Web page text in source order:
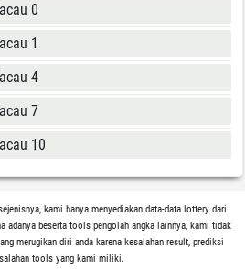
0
1
4
7
10
kami hanya menyediakan data-data lottery dari
adanya beserta tools pengolah angka lainnya, kami tidak
merugikan diri anda karena kesalahan result, prediksi
tools yang kami miliki.